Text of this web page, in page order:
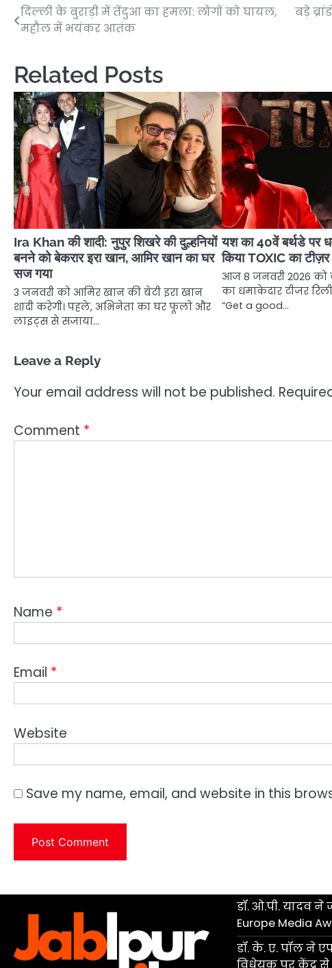
Post
navigation
दिल्ली के बुराड़ी में तेंदुआ का हमला: लोगों को घायल,
महौल में भयंकर आतंक
बड़े
Related Posts
Ira Khan की शादी: नुपुर शिखरे की दुल्हनियों
बनने को बेकरार इरा खान, आमिर खान का घर
सज गया
3 जनवरी को आमिर खान की बेटी इरा खान
शादी करेगी। पहले, अभिनेता का घर फूलों और
लाइट्स से सजाया…
यश का 40वें बर्थडे पर
किया TOXIC का टीज़र
आज 8 जनवरी 2026 को
का धमाकेदार टीजर
“Get a good…
Leave a Reply
Your email address will not be published.
Comment *
Name *
Email *
Website
Save my name, email, and website in this
डॉ. ओ.पी. यादव ने
Europe Media
डॉ. के. ए. पॉल ने
विधेयक पर केंद्र से